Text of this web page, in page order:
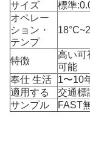
サイズ
標準
オペレー
ション・
テンプ
特徴
高い可
可能
奉仕 生活
1〜10
適用する
交通標
サンプル
FAST